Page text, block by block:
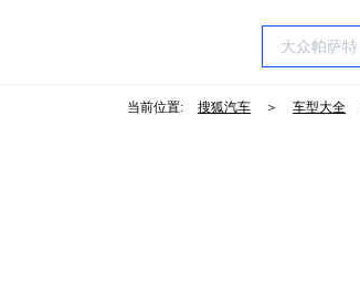
当前位置: 搜狐汽车 ＞ 车型大全